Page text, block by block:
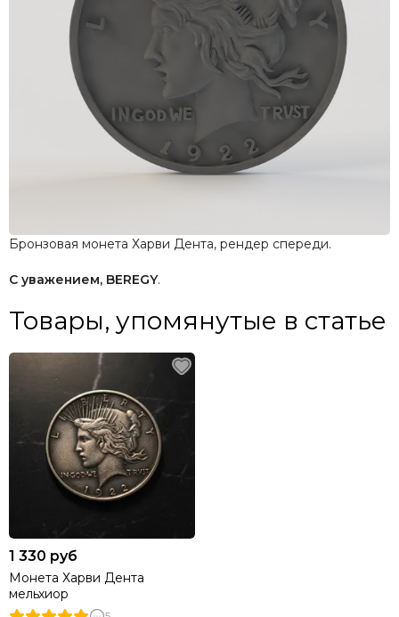
Бронзовая монета Харви Дента, рендер спереди.
С уважением, BEREGY.
Товары, упомянутые в статье
1 330 руб
Монета Харви Дента
мельхиор